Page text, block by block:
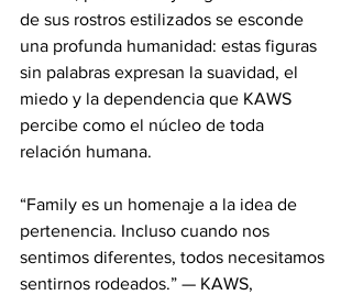
de sus rostros estilizados se esconde
una profunda humanidad: estas figuras
sin palabras expresan la suavidad, el
miedo y la dependencia que KAWS
percibe como el núcleo de toda
relación humana.
“Family es un homenaje a la idea de
pertenencia. Incluso cuando nos
sentimos diferentes, todos necesitamos
sentirnos rodeados.” — KAWS,